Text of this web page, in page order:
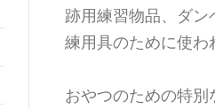
跡用練習物品、ダ
練用具のために使わ
おやつのための特別